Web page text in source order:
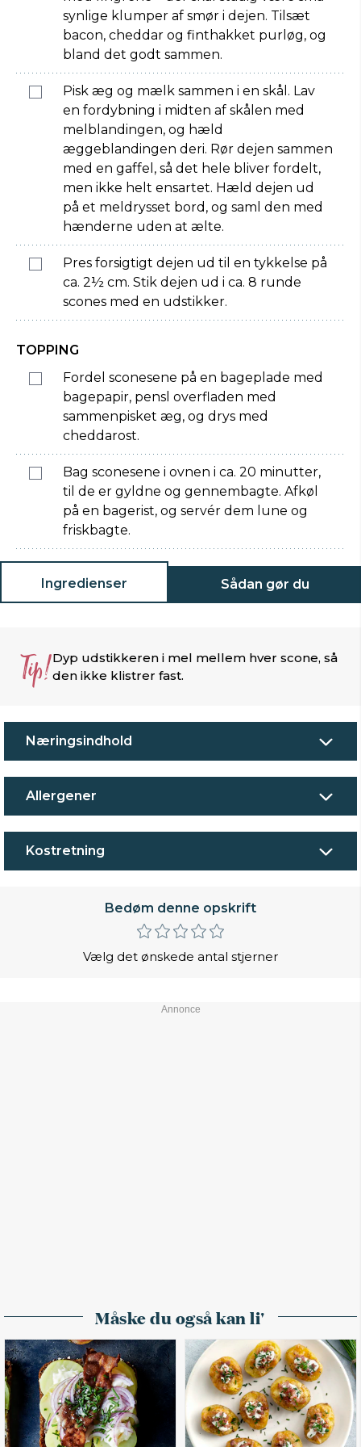
synlige klumper af smør i dejen. Tilsæt
bacon, cheddar og finthakket purløg, og
bland det godt sammen.
Pisk æg og mælk sammen i en skål. Lav
en fordybning i midten af skålen med
melblandingen, og hæld
æggeblandingen deri. Rør dejen sammen
med en gaffel, så det hele bliver fordelt,
men ikke helt ensartet. Hæld dejen ud
på et meldrysset bord, og saml den med
hænderne uden at ælte.
Pres forsigtigt dejen ud til en tykkelse på
ca. 2½ cm. Stik dejen ud i ca. 8 runde
scones med en udstikker.
TOPPING
Fordel sconesene på en bageplade med
bagepapir, pensl overfladen med
sammenpisket æg, og drys med
cheddarost.
Bag sconesene i ovnen i ca. 20 minutter,
til de er gyldne og gennembagte. Afkøl
på en bagerist, og servér dem lune og
friskbagte.
Ingredienser Sådan gør du
Tip!Dyp udstikkeren i mel mellem hver scone, så
den ikke klistrer fast.
Næringsindhold
Allergener
Kostretning
Bedøm denne opskrift
Vælg det ønskede antal stjerner
Måske du også kan li'